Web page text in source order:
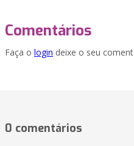
Comentários
Faça o login deixe o seu
0 comentários